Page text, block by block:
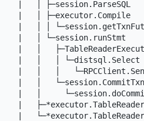
|   │
|   │
|   │ │
|   │ └─session.runStmt
|   │
|   │   │
|   │   │
|   │
|   │
|
|